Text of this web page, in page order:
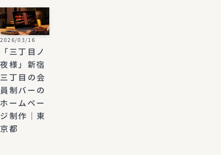
2026/03/16
「三丁目ノ
夜様」新宿
三丁目の会
員制バーの
ホームペー
ジ制作｜東
京都